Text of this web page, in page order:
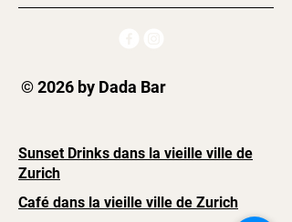
© 2026 by Dada Bar
Sunset Drinks dans la vieille ville de
Zurich
Café dans la vieille ville de Zurich